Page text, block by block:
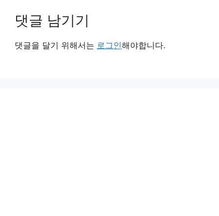
댓글 남기기
댓글을 달기 위해서는 로그인해야합니다.